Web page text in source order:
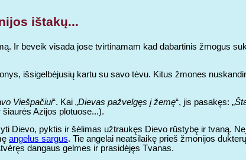
ištakų...
Ir beveik visada jose tvirtinamam kad dabartinis žmogus
išsigelbėjusių kartu su savo tėvu. Kitus žmones
Viešpačiui“. Kai „Dievas pažvelgęs į žemę“, jis pasakęs: „
Azijos plotuose...).
Dievo, pyktis ir šėlimas užtraukęs Dievo rūstybę ir tvaną.
angelus sargus. Tie angelai neatsilaikę prieš žmonijos
dangaus gelmes ir prasidėjęs Tvanas.